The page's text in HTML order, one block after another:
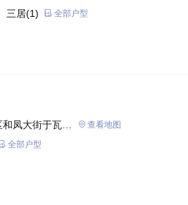
三居(1) 全部户型
凤大街于瓦埠
查看地图
全部户型